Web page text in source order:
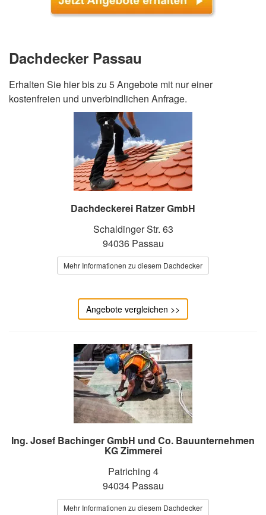
Dachdecker Passau
Erhalten Sie hier bis zu 5 Angebote mit nur einer
kostenfreien und unverbindlichen Anfrage.
Dachdeckerei Ratzer GmbH
Schaldinger Str. 63
94036 Passau
Mehr Informationen zu diesem Dachdecker
Angebote vergleichen >>
Ing. Josef Bachinger GmbH und Co. Bauunternehmen
KG Zimmerei
Patriching 4
94034 Passau
Mehr Informationen zu diesem Dachdecker